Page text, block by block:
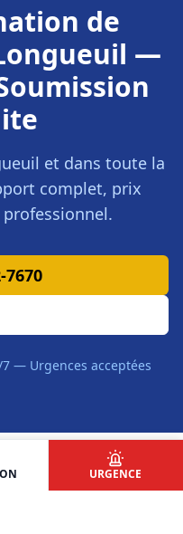
de
—
et dans toute la
complet, prix
7670
— Urgences acceptées
URGENCE